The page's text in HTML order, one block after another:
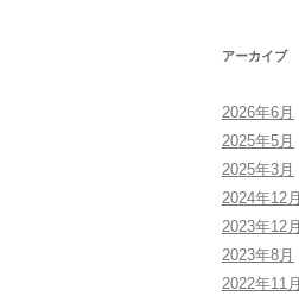
アーカイブ
2026年6月
2025年5月
2025年3月
2024年12月
2023年12月
2023年8月
2022年11月